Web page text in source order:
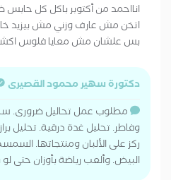
انااحمد من أكتوبر باكل كل
اتخن مش عارف وزني مش بيزيد
بس علشان مش معايا فلوس
دكتورة سهير محمود القصيرى
مطلوب عمل تحاليل ضرورى.
وفاطر. تحليل غدة درقية. تحليل
ركز على الألبان ومنتجاتها.
البيض. وألعب رياضة بأوزان حتى